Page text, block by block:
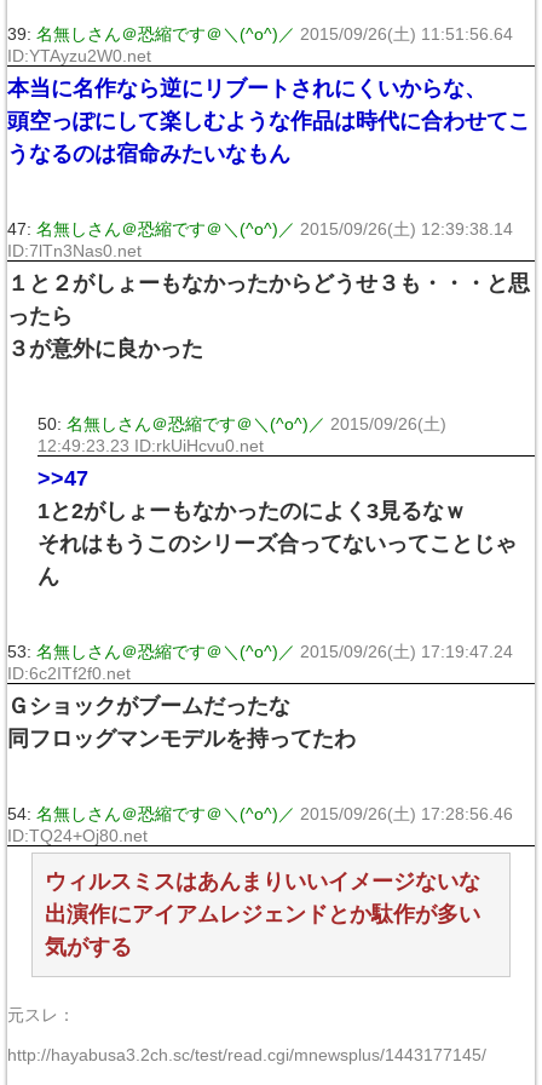
39: 名無しさん＠恐縮です＠＼(^o^)／ 2015/09/26(土) 11:51:56.64
ID:YTAyzu2W0.net
本当に名作なら逆にリブートされにくいからな、
頭空っぽにして楽しむような作品は時代に合わせてこ
うなるのは宿命みたいなもん
47: 名無しさん＠恐縮です＠＼(^o^)／ 2015/09/26(土) 12:39:38.14
ID:7lTn3Nas0.net
１と２がしょーもなかったからどうせ３も・・・と思
ったら
３が意外に良かった
50: 名無しさん＠恐縮です＠＼(^o^)／ 2015/09/26(土)
12:49:23.23 ID:rkUiHcvu0.net
>>47
1と2がしょーもなかったのによく3見るなｗ
それはもうこのシリーズ合ってないってことじゃ
ん
53: 名無しさん＠恐縮です＠＼(^o^)／ 2015/09/26(土) 17:19:47.24
ID:6c2ITf2f0.net
Ｇショックがブームだったな
同フロッグマンモデルを持ってたわ
54: 名無しさん＠恐縮です＠＼(^o^)／ 2015/09/26(土) 17:28:56.46
ID:TQ24+Oj80.net
ウィルスミスはあんまりいいイメージないな
出演作にアイアムレジェンドとか駄作が多い
気がする
元スレ：
http://hayabusa3.2ch.sc/test/read.cgi/mnewsplus/1443177145/